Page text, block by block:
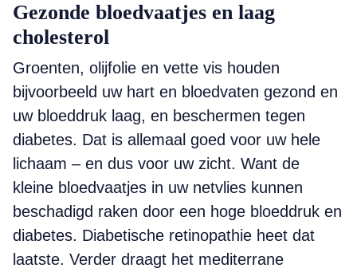
Gezonde bloedvaatjes en laag
cholesterol
Groenten, olijfolie en vette vis houden
bijvoorbeeld uw hart en bloedvaten gezond en
uw bloeddruk laag, en beschermen tegen
diabetes. Dat is allemaal goed voor uw hele
lichaam – en dus voor uw zicht. Want de
kleine bloedvaatjes in uw netvlies kunnen
beschadigd raken door een hoge bloeddruk en
diabetes. Diabetische retinopathie heet dat
laatste. Verder draagt het mediterrane